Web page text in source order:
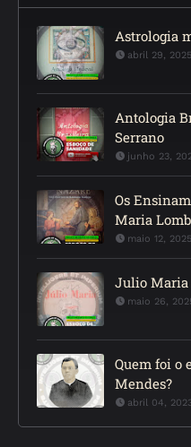
Astrologia
abril 29, 2025
Antologia
Serrano
junho 23,
Os
Maria
maio 12, 2025
Julio Maria
maio 26,
Quem foi o
Mendes?
abril 04,